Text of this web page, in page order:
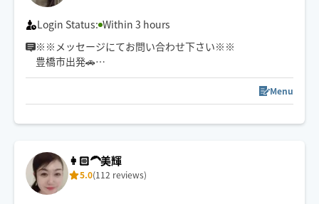
寝ているだけで身体のメンテナンスができちゃいます♪
あなたのお部屋を極上の癒し空間に🌱
Login Status: Within 3 hours
※※メッセージにてお問い合わせ下さい※※
豊橋市出発🚗
歴14年︎💪
※如何わしい目的の方や腹いせに低評価つける方はご遠
慮ください🥲
【選ばれる理由】
・手のひら全体で包み込む密着感
・頭/腕/足裏まで全身施術
・オーダーメイド施術
Menu
👩🏻‍🦱美輝
5.0(112 reviews)